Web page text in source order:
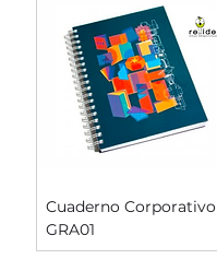
Cuaderno Corporativo
GRA01